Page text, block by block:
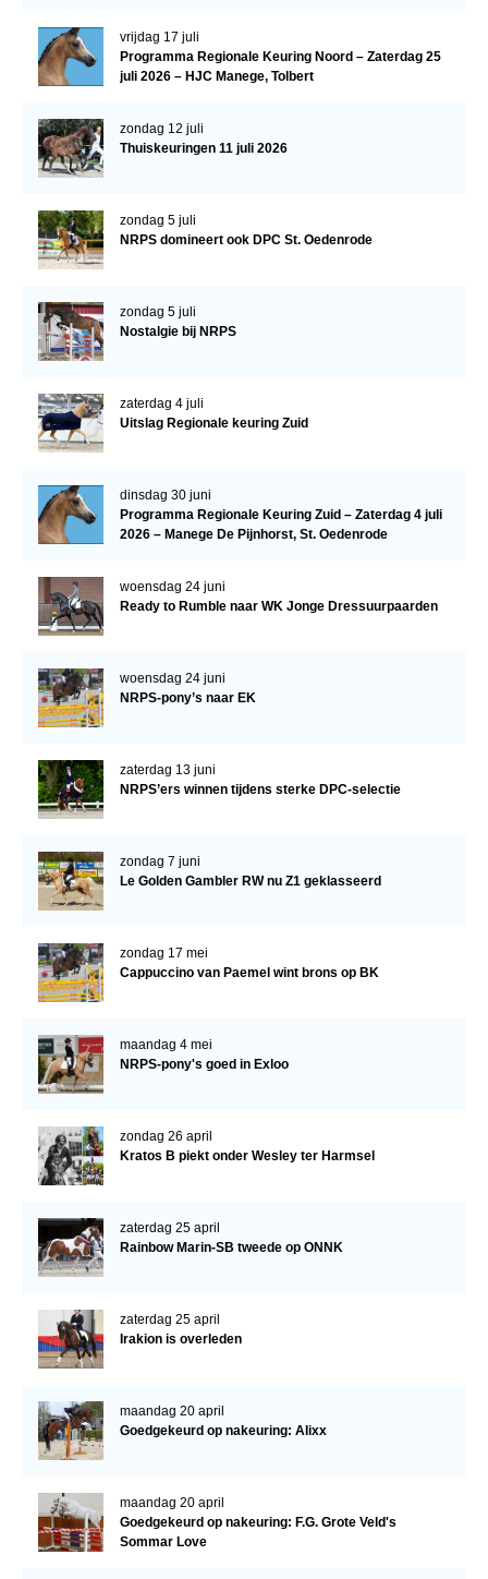
Onze fokkerij
Fokkerij informatie
Informatie veulen registratie
NRPS-Boegbeeld
Röntgenonderzoek
Dekhengsten
Zoek een hengst
Hengstenselectie
AANMELDEN HENGSTENKEURING ONDER HET
ZADEL 2026
Verrichtingsonderzoek 2025-2026
Verrichtingsonderzoek 2022-2023
Verrichtingsonderzoek 2020-2021
Sport
Paard te koop
CONTACT
Regio Noord
Regio Midden
Bestuur Regio Midden
Bestuur Regio West
Regio Zuid
Bestuur Regio Zuid
Word vrijiwilliger
Evenementen
vrijdag 17 juli
Programma Regionale Keuring Noord – Zaterdag 25
juli 2026 – HJC Manege, Tolbert
zondag 12 juli
Thuiskeuringen 11 juli 2026
zondag 5 juli
NRPS domineert ook DPC St. Oedenrode
zondag 5 juli
Nostalgie bij NRPS
zaterdag 4 juli
Uitslag Regionale keuring Zuid
dinsdag 30 juni
Programma Regionale Keuring Zuid – Zaterdag 4 juli
2026 – Manege De Pijnhorst, St. Oedenrode
woensdag 24 juni
Ready to Rumble naar WK Jonge Dressuurpaarden
woensdag 24 juni
NRPS-pony’s naar EK
zaterdag 13 juni
NRPS’ers winnen tijdens sterke DPC-selectie
zondag 7 juni
Le Golden Gambler RW nu Z1 geklasseerd
zondag 17 mei
Cappuccino van Paemel wint brons op BK
maandag 4 mei
NRPS-pony's goed in Exloo
zondag 26 april
Kratos B piekt onder Wesley ter Harmsel
zaterdag 25 april
Rainbow Marin-SB tweede op ONNK
zaterdag 25 april
Irakion is overleden
maandag 20 april
Goedgekeurd op nakeuring: Alixx
maandag 20 april
Goedgekeurd op nakeuring: F.G. Grote Veld's
Sommar Love